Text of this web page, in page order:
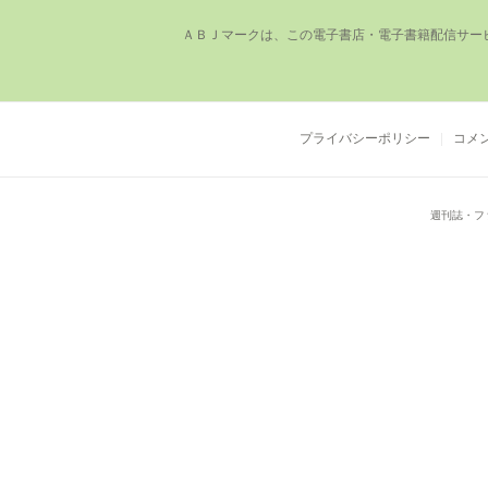
ＡＢＪマークは、この電⼦書店・電⼦書籍配信サ
プライバシーポリシー コメ
週刊誌・フ